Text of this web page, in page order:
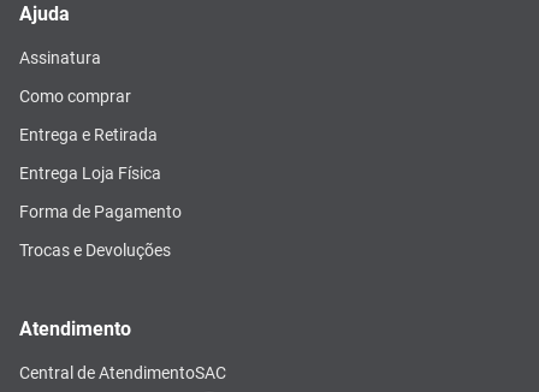
Ajuda
Assinatura
Como comprar
Entrega e Retirada
Entrega Loja Física
Forma de Pagamento
Trocas e Devoluções
Atendimento
Central de AtendimentoSAC